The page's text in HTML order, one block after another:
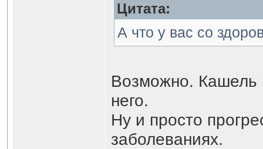
Цитата:
А что у вас со
Возможно. Кашель
него.
Ну и просто
заболеваниях.